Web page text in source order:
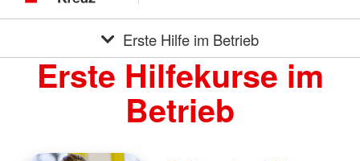
Erste Hilfe im Betrieb
Erste Hilfekurse im
Betrieb